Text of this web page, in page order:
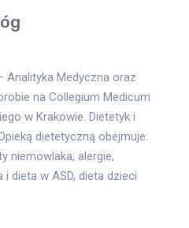
Analityka Medyczna oraz
na Collegium Medicum
w Krakowie. Dietetyk i
dietetyczną obejmuje:
niemowlaka, alergie,
dieta w ASD, dieta dzieci